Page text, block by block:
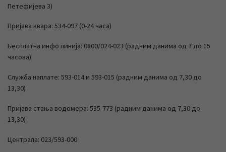
Петефијева 3)
Пријава квара: 534-097 (0-24 часа)
Бесплатна инфо линија: 0800/024-023 (радним данима од 7 до 15
часова)
Служба наплате: 593-014 и 593-015 (радним данима од 7,30 до
13,30)
Пријава стања водомера: 535-773 (радним данима од 7,30 до
13,30)
Централа: 023/593-000